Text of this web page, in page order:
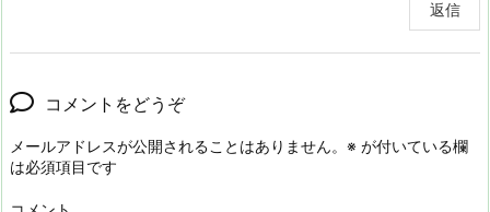
返信
コメントをどうぞ
メールアドレスが公開されることはありません。 ※ が付いている欄
は必須項目です